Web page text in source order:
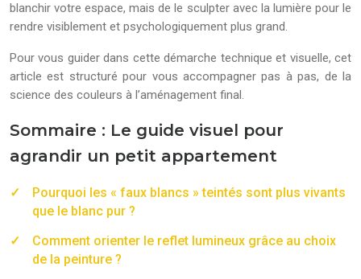
blanchir votre espace, mais de le sculpter avec la lumière pour le
rendre visiblement et psychologiquement plus grand.
Pour vous guider dans cette démarche technique et visuelle, cet
article est structuré pour vous accompagner pas à pas, de la
science des couleurs à l’aménagement final.
Sommaire : Le guide visuel pour
agrandir un petit appartement
Pourquoi les « faux blancs » teintés sont plus vivants
que le blanc pur ?
Comment orienter le reflet lumineux grâce au choix
de la peinture ?